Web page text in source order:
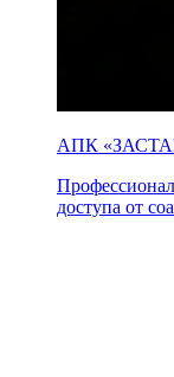
АПК
доступа от